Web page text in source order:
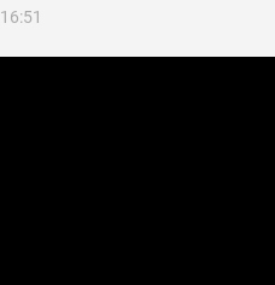
16:51